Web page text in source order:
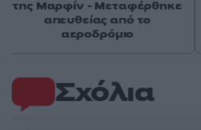
Σχόλια
της Μαρφίν - Μεταφέρθηκε
απευθείας από το
αεροδρόμιο